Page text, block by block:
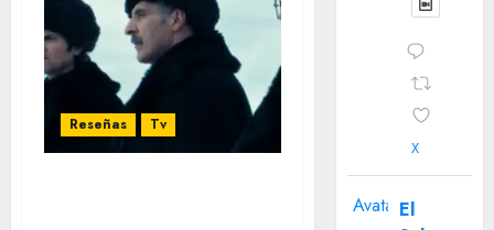
Reseñas Tv
X
Avatar El